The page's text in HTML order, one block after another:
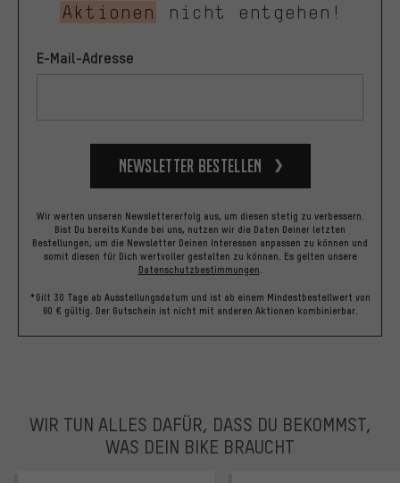
Aktionen
nicht entgehen!
E-Mail-Adresse
Newsletter bestellen
Wir werten unseren Newslettererfolg aus, um diesen stetig zu verbessern.
Bist Du bereits Kunde bei uns, nutzen wir die Daten Deiner letzten
Bestellungen, um die Newsletter Deinen Interessen anpassen zu können und
somit diesen für Dich wertvoller gestalten zu können. Es gelten unsere
Datenschutzbestimmungen.
*Gilt 30 Tage ab Ausstellungsdatum und ist ab einem Mindestbestellwert von
60 € gültig. Der Gutschein ist nicht mit anderen Aktionen kombinierbar.
WIR TUN ALLES DAFÜR, DASS DU BEKOMMST,
WAS DEIN BIKE BRAUCHT